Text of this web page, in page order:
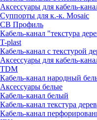
Аксессуары для кабель-
Суппорты для к.-к. Mosaic
СВ Профиль
Кабель-канал "текстура
T-plast
Кабель-канал с текстурой
Аксессуары для кабель-
TDM
Кабель-канал народный
Аксессуары белые
Кабель-канал белый
Кабель-канал текстура
Кабель-канал